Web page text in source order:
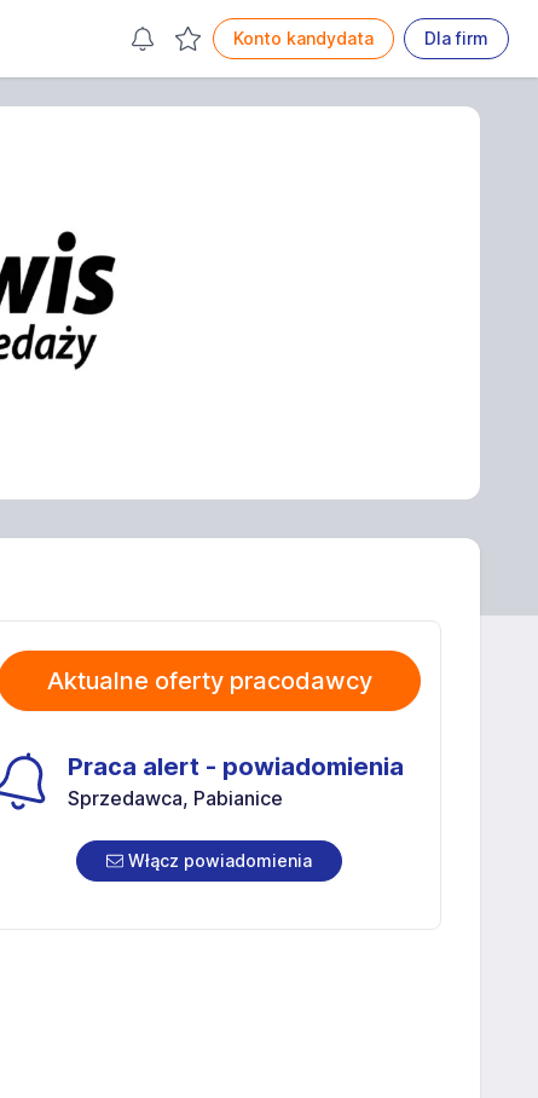
Konto kandydata Dla firm
Aktualne oferty pracodawcy
Praca alert - powiadomienia
Sprzedawca, Pabianice
Włącz powiadomienia